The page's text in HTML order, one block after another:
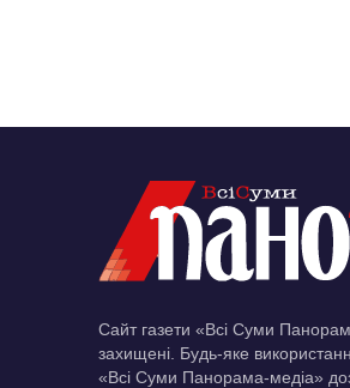
Сайт газети «Всі Суми
захищені. Будь-яке
«Всі Суми Панорама-медіа»